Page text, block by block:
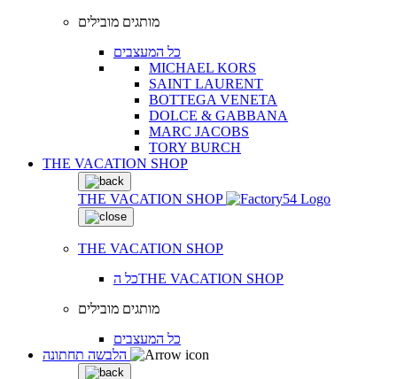
מותגים מובילים
כל המעצבים
MICHAEL KORS
SAINT LAURENT
BOTTEGA VENETA
DOLCE & GABBANA
MARC JACOBS
TORY BURCH
THE VACATION SHOP
THE VACATION SHOP
THE VACATION SHOP
כל הTHE VACATION SHOP
מותגים מובילים
כל המעצבים